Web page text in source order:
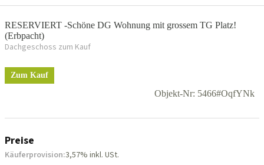
RESERVIERT -Schöne DG Wohnung mit grossem TG Platz!
(Erbpacht)
Dachgeschoss zum Kauf
Zum Kauf
Objekt-Nr: 5466#OqfYNk
Preise
Käuferprovision:3,57% inkl. USt.